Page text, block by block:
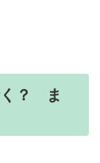
く？ ま